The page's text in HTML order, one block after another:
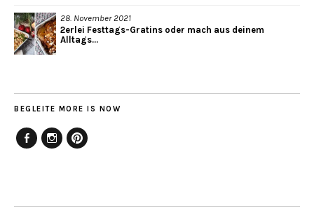
28. November 2021
2erlei Festtags-Gratins oder mach aus deinem
Alltags...
BEGLEITE MORE IS NOW